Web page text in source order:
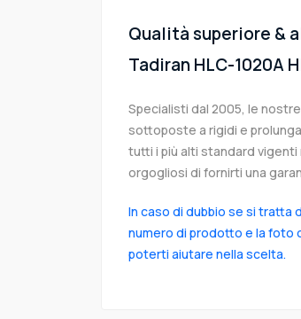
Qualità superiore &
Tadiran HLC-1020A
Specialisti dal 2005, le
sottoposte a rigidi e
tutti i più alti standard vigenti
orgogliosi di fornirti una
In caso di dubbio se si tratta
numero di prodotto e la foto
poterti aiutare nella scelta.